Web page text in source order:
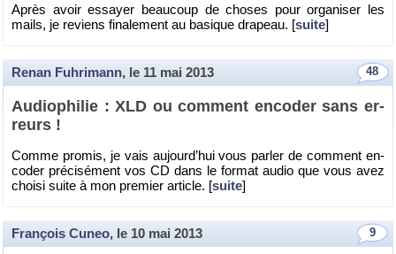
Après avoir es­sayer beau­coup de choses pour or­ga­ni­ser les
mails, je re­viens fi­na­le­ment au ba­sique dra­peau. [suite]
48
Renan Fuhrimann, le 11 mai 2013
Au­dio­phi­lie : XLD ou com­ment en­co­der sans er­
reurs !
Comme pro­mis, je vais au­jour­d’hui vous par­ler de com­ment en­
co­der pré­ci­sé­ment vos CD dans le for­mat audio que vous avez
choisi suite à mon pre­mier ar­ticle. [suite]
9
François Cuneo, le 10 mai 2013